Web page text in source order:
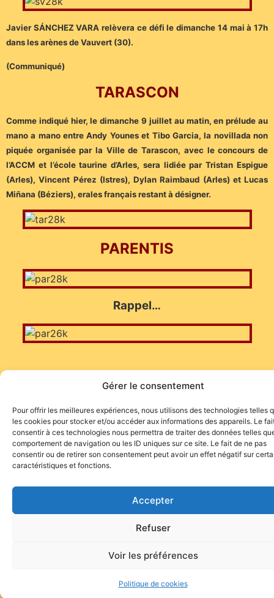
Gérer le consentement
Pour offrir les meilleures expériences, nous utilisons des technologies telles
les cookies pour stocker et/ou accéder aux informations des appareils. Le
consentir à ces technologies nous permettra de traiter des données telles
comportement de navigation ou les ID uniques sur ce site. Le fait de ne pas
consentir ou de retirer son consentement peut avoir un effet négatif sur
caractéristiques et fonctions.
Accepter
Refuser
Voir les préférences
Politique de cookies
Javier SÁNCHEZ VARA relèvera ce défi le dimanche 14 mai à 17h
dans les arènes de Vauvert (30).
(Communiqué)
TARASCON
Comme indiqué hier, le dimanche 9 juillet au matin, en prélude au
mano a mano entre Andy Younes et Tibo Garcia, la novillada non
piquée organisée par la Ville de Tarascon, avec le concours de
l’ACCM et l’école taurine d’Arles, sera lidiée par Tristan Espigue
(Arles), Vincent Pérez (Istres), Dylan Raimbaud (Arles) et Lucas
Miñana (Béziers), erales français restant à désigner.
PARENTIS
Rappel…
Site de l'association TOROFIESTA